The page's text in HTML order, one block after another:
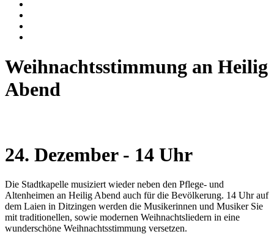
Weihnachtsstimmung an Heilig
Abend
24. Dezember - 14 Uhr
Die Stadtkapelle musiziert wieder neben den Pflege- und
Altenheimen an Heilig Abend auch für die Bevölkerung. 14 Uhr auf
dem Laien in Ditzingen werden die Musikerinnen und Musiker Sie
mit traditionellen, sowie modernen Weihnachtsliedern in eine
wunderschöne Weihnachtsstimmung versetzen.